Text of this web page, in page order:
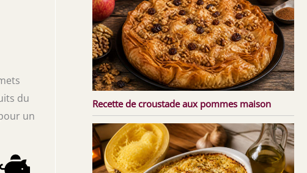
du
un
Recette de croustade aux pommes maison